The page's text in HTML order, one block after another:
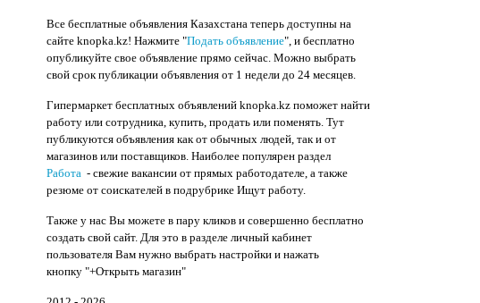
Все бесплатные объявления Казахстана теперь доступны на
сайте knopka.kz! Нажмите "Подать объявление", и бесплатно
опубликуйте свое объявление прямо сейчас. Можно выбрать
свой срок публикации объявления от 1 недели до 24 месяцев.
Гипермаркет бесплатных объявлений knopka.kz поможет найти
работу или сотрудника, купить, продать или поменять. Тут
публикуются объявления как от обычных людей, так и от
магазинов или поставщиков. Наиболее популярен раздел
Работа - свежие вакансии от прямых работодателе, а также
резюме от соискателей в подрубрике Ищут работу.
Также у нас Вы можете в пару кликов и совершенно бесплатно
создать свой сайт. Для это в разделе личный кабинет
пользователя Вам нужно выбрать настройки и нажать
кнопку "+Открыть магазин"